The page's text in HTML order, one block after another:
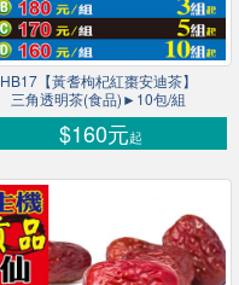
HB17【黃耆枸杞紅棗安迪茶】
三角透明茶(食品)►10包/組
$160元起